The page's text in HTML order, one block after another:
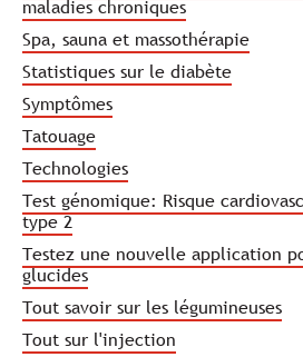
maladies chroniques
Spa, sauna et massothérapie
Statistiques sur le diabète
Symptômes
Tatouage
Technologies
Test génomique: Risque
type 2
Testez une nouvelle application
glucides
Tout savoir sur les légumineuses
Tout sur l'injection